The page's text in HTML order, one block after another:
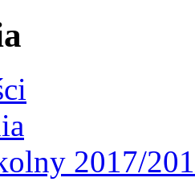
2017/